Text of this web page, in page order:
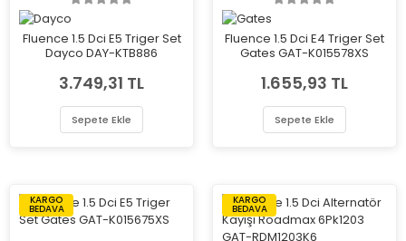
Fluence 1.5 Dci E5 Triger Set
Dayco DAY-KTB886
3.749,31 TL
Sepete Ekle
Fluence 1.5 Dci E4 Triger Set
Gates GAT-K015578XS
1.655,93 TL
Sepete Ekle
KARGO
BEDAVA
KARGO
BEDAVA